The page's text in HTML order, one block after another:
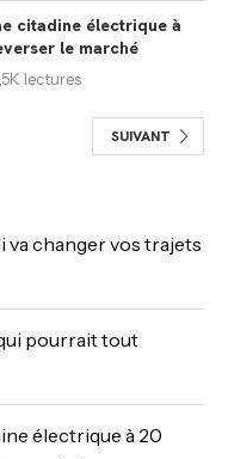
citadine électrique à
le marché
lectures
SUIVANT
va changer vos trajets
pourrait tout
électrique à 20